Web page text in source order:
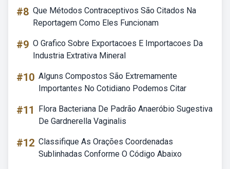
#8 Que Métodos Contraceptivos São Citados Na
Reportagem Como Eles Funcionam
#9 O Grafico Sobre Exportacoes E Importacoes Da
Industria Extrativa Mineral
#10 Alguns Compostos São Extremamente
Importantes No Cotidiano Podemos Citar
#11
Flora Bacteriana De Padrão Anaeróbio Sugestiva
De Gardnerella Vaginalis
#12 Classifique As Orações Coordenadas
Sublinhadas Conforme O Código Abaixo